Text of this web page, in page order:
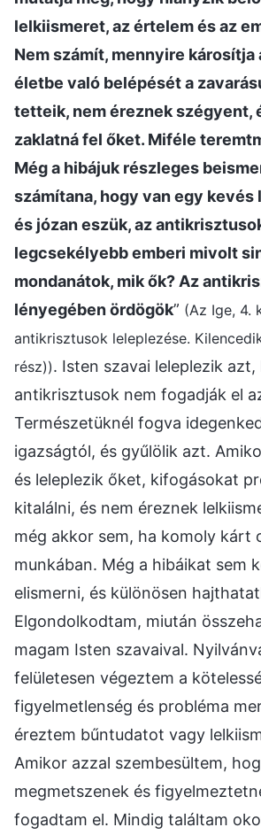
lelkiismeret, az értelem és az
Nem számít, mennyire
életbe való belépését a
tetteik, nem éreznek szégyent,
zaklatná fel őket. Miféle
Még a hibájuk részleges
számítana, hogy van egy
és józan eszük, az
legcsekélyebb emberi mivolt
mondanátok, mik ők? Az
lényegében ördögök” (Az Ige, 4.
antikrisztusok leleplezése.
rész)). Isten szavai leleplezik azt,
antikrisztusok nem fogadják el
Természetüknél fogva
igazságtól, és gyűlölik azt.
és leleplezik őket, kifogásokat
kitalálni, és nem éreznek
még akkor sem, ha komoly kárt
munkában. Még a hibáikat sem
elismerni, és különösen
Elgondolkodtam, miután
magam Isten szavaival.
felületesen végeztem a
figyelmetlenség és probléma
éreztem bűntudatot vagy
Amikor azzal szembesültem,
megmetszenek és
fogadtam el. Mindig találtam